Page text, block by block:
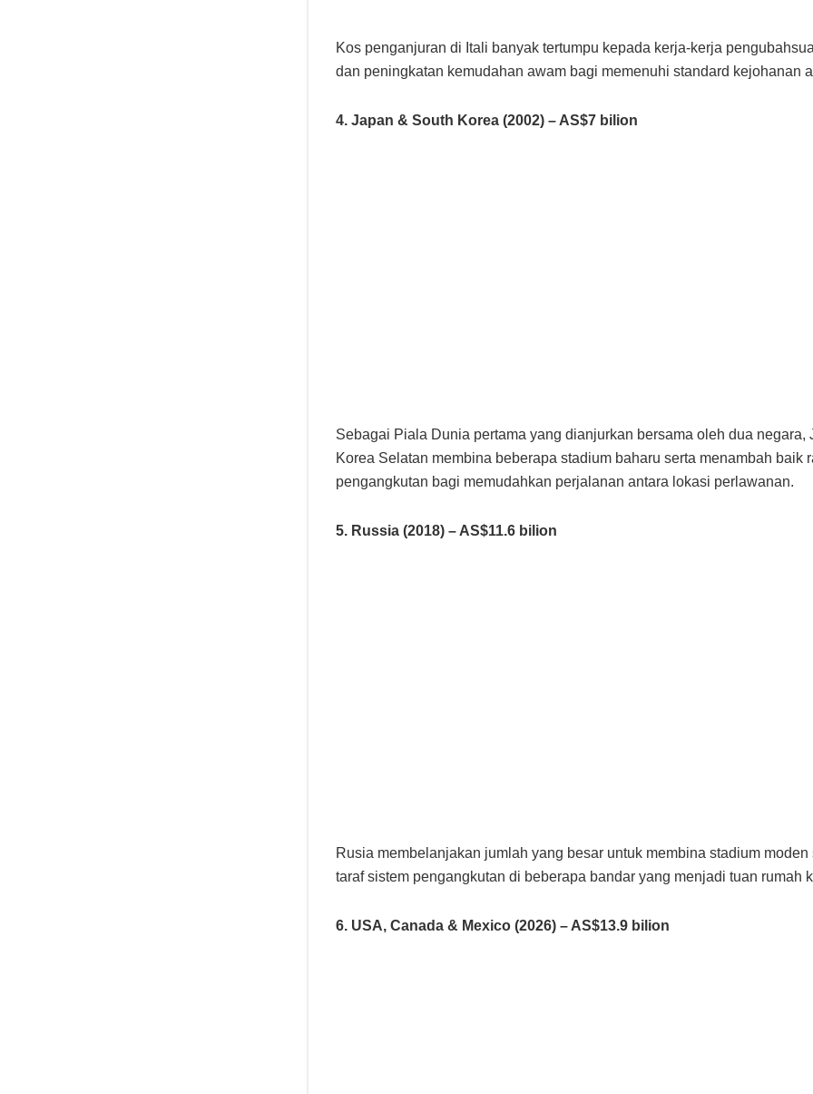
Kos penganjuran di Itali banyak tertumpu kepada kerja-kerja
dan peningkatan kemudahan awam bagi memenuhi standard kejohanan
4. Japan & South Korea (2002) – AS$7 bilion
Sebagai Piala Dunia pertama yang dianjurkan bersama oleh dua negara,
Korea Selatan membina beberapa stadium baharu serta menambah baik
pengangkutan bagi memudahkan perjalanan antara lokasi perlawanan.
5. Russia (2018) – AS$11.6 bilion
Rusia membelanjakan jumlah yang besar untuk membina stadium moden
taraf sistem pengangkutan di beberapa bandar yang menjadi tuan rumah
6. USA, Canada & Mexico (2026) – AS$13.9 bilion